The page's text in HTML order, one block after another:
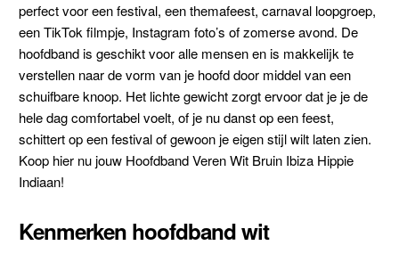
perfect voor een festival, een themafeest, carnaval loopgroep,
een TikTok filmpje, Instagram foto’s of zomerse avond. De
hoofdband is geschikt voor alle mensen en is makkelijk te
verstellen naar de vorm van je hoofd door middel van een
schuifbare knoop. Het lichte gewicht zorgt ervoor dat je je de
hele dag comfortabel voelt, of je nu danst op een feest,
schittert op een festival of gewoon je eigen stijl wilt laten zien.
Koop hier nu jouw Hoofdband Veren Wit Bruin Ibiza Hippie
Indiaan!
Kenmerken hoofdband wit